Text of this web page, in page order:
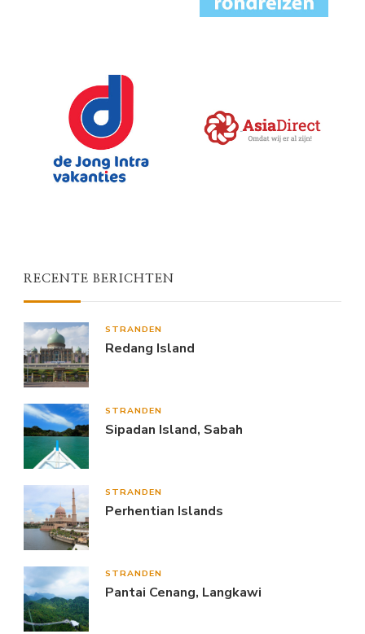
RECENTE BERICHTEN
STRANDEN
Redang Island
STRANDEN
Sipadan Island, Sabah
STRANDEN
Perhentian Islands
STRANDEN
Pantai Cenang, Langkawi